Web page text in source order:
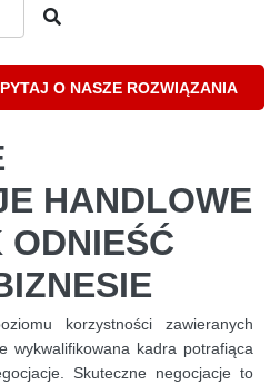
O NASZE ROZWIĄZANIA
HANDLOWE
korzystności zawieranych
wykwalifikowana kadra potrafiąca
Skuteczne negocjacje to